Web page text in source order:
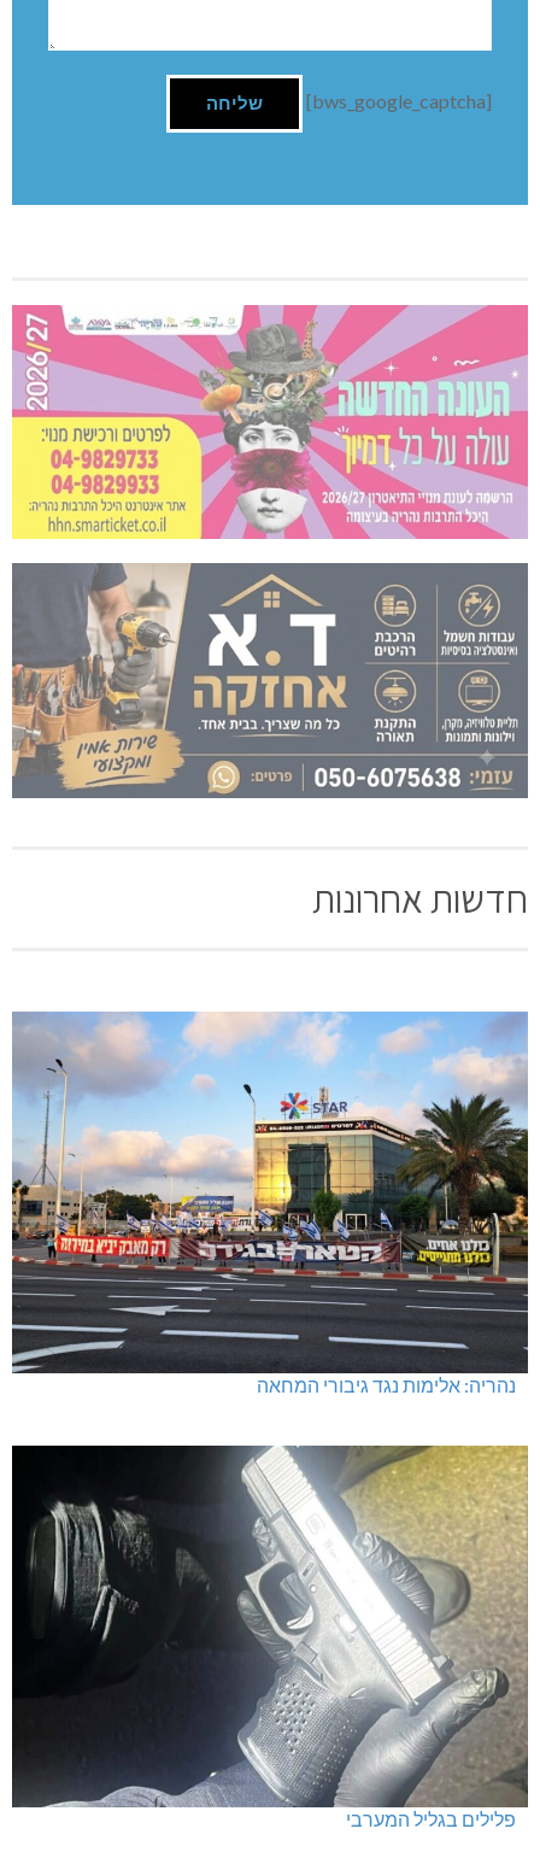
[bws_google_captcha]
חדשות אחרונות
נהריה: אלימות נגד גיבורי המחאה
פלילים בגליל המערבי